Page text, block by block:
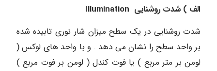
الف ) شدت روشنایی Illumination
شدت روشنایی در یک سطح میزان شار نوری تابیده شده
بر واحد سطح را نشان می دهد . و با واحد های لوکس (
لومن بر متر مربع ) یا فوت کندل ( لومن بر فوت مربع )